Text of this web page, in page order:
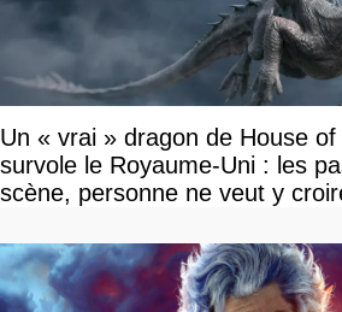
Un « vrai » dragon de House
survole le Royaume-Uni : les
scène, personne ne veut y